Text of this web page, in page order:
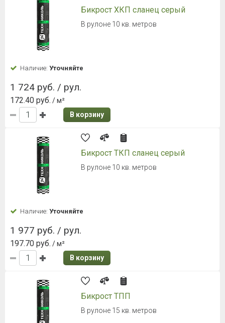
Бикрост ХКП сланец серый
В рулоне 10 кв. метров
Наличие: Уточняйте
1 724 руб. / рул.
172.40 руб. / м²
В корзину
Бикрост ТКП сланец серый
В рулоне 10 кв. метров
Наличие: Уточняйте
1 977 руб. / рул.
197.70 руб. / м²
В корзину
Бикрост ТПП
В рулоне 15 кв. метров